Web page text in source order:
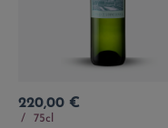
Prix
220,00 €
75cl